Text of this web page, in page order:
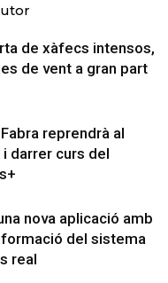
de xàfecs intensos,
de vent a gran part
reprendrà al
darrer curs del
nova aplicació amb
del sistema
real